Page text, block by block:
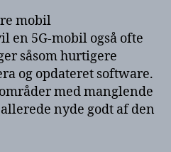
mobil
en 5G-mobil også ofte
såsom hurtigere
og opdateret software.
med manglende
nyde godt af den